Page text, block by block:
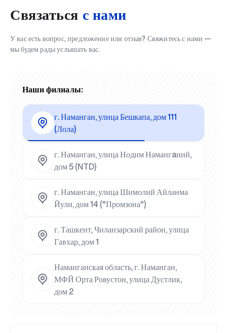
Связаться с нами
У вас есть вопрос, предложение или отзыв? Свяжитесь с нами —
мы будем рады услышать вас.
Наши филиалы:
г. Наманган, улица Бешкапа, дом 111
(Лола)
г. Наманган, улица Нодим Намангaний,
дом 5 (NTD)
г. Наманган, улица Шимолий Айланма
Йули, дом 14 ("Промзона")
г. Ташкент, Чиланзарский район, улица
Гавхар, дом 1
Наманганская область, г. Наманган,
МФЙ Орта Ровустон, улица Дустлик,
дом 2